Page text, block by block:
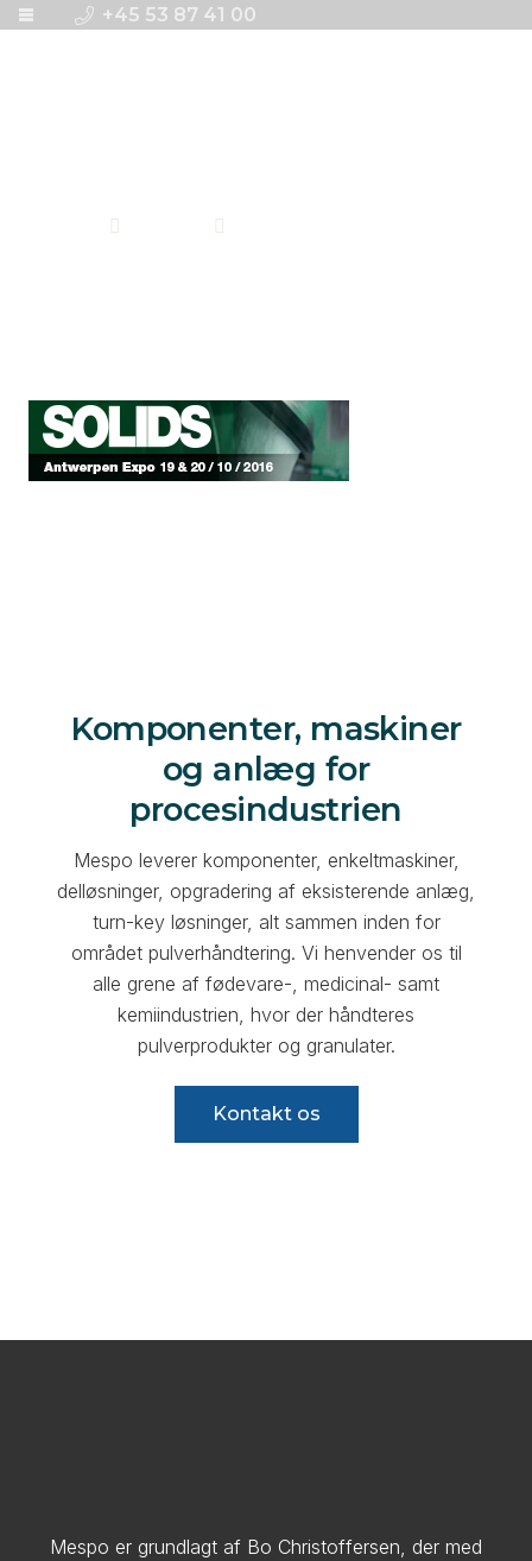
+45 53 87 41 00
Komponenter, maskiner
og anlæg for
procesindustrien
Mespo leverer komponenter, enkeltmaskiner,
delløsninger, opgradering af eksisterende anlæg,
turn-key løsninger, alt sammen inden for
området pulverhåndtering. Vi henvender os til
alle grene af fødevare-, medicinal- samt
kemiindustrien, hvor der håndteres
pulverprodukter og granulater.
Kontakt os
Mespo er grundlagt af Bo Christoffersen, der med